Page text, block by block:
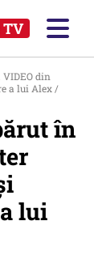
TV
din
a lui Alex /
în
lui